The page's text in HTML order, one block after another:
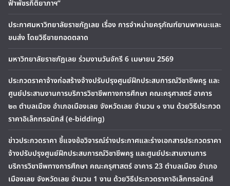
ฟ้าพัชรกิติยาภาฯ”
ประกาศมหาวิทยาลัยราชภัฏเลย เรื่อง การจำหน่ายครุภัณฑ์ยานพาหนะและ
ขนส่ง โดยวิธีขายทอดตลาด
มหาวิทยาลัยราชภัฏเลย ร่วมงานวันจักรี 6 เมษายน 2569
ประกวดราคาจ้างก่อสร้างจ้างปรับปรุงศูนย์ฝึกประสบการณ์วิชาชีพครู และ
ศูนย์ประสานงานการบริการวิชาชีพทางการศึกษา คณะครุศาสตร์ อาคาร
๒๓ ตำบลเมือง อำเภอเมืองเลย จังหวัดเลย จำนวน ๑ งาน ด้วยวิธีประกวด
ราคาอิเล็กทรอนิกส์ (e-bidding)
ข่าวประกวดราคา ชี้แจงข้อวิจารณ์ร่างประกาศและร่างเอกสารประกวดราคา
จ้างปรับปรุงศูนย์ฝึกประสบการณ์วิชาชีพครู และศูนย์ประสานงานการ
บริการวิชาชีพทางการศึกษา คณะครุศาสตร์ อาคาร 23 ตำบลเมือง อำเภอ
เมืองเลย จังหวัดเลย จำนวน 1 งาน ด้วยวิธีประกวดราคาอิเล็กทรอนิกส์